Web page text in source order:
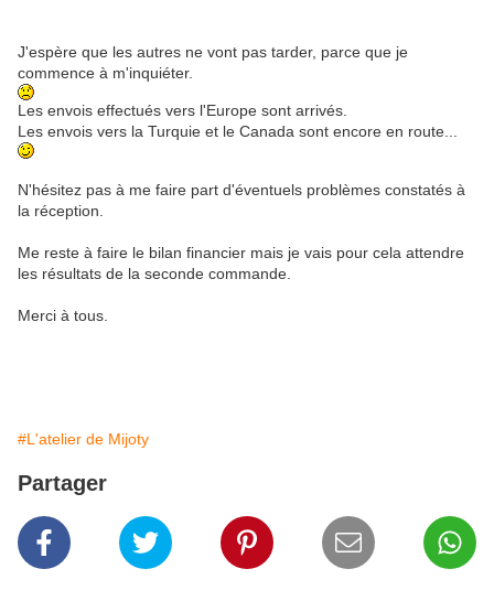
J'espère que les autres ne vont pas tarder, parce que je
commence à m'inquiéter.
Les envois effectués vers l'Europe sont arrivés.
Les envois vers la Turquie et le Canada sont encore en route...
N'hésitez pas à me faire part d'éventuels problèmes constatés à
la réception.
Me reste à faire le bilan financier mais je vais pour cela attendre
les résultats de la seconde commande.
Merci à tous.
#L'atelier de Mijoty
Partager